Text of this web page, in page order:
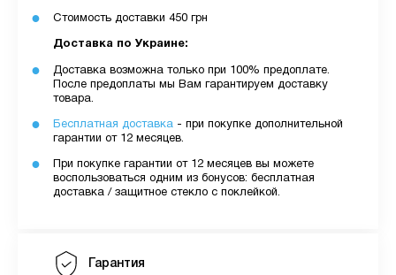
Стоимость доставки 450 грн
Доставка по Украине:
Доставка возможна только при 100% предоплате.
После предоплаты мы Вам гарантируем доставку
товара.
Бесплатная доставка - при покупке дополнительной
гарантии от 12 месяцев.
При покупке гарантии от 12 месяцев вы можете
воспользоваться одним из бонусов: бесплатная
доставка / защитное стекло с поклейкой.
Гарантия